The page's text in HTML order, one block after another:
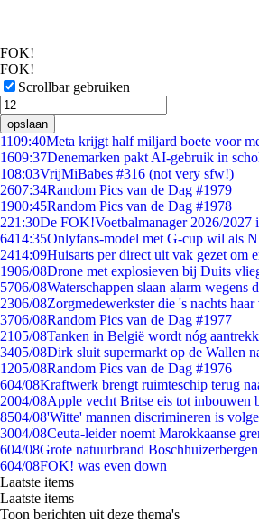
FOK!
FOK!
Scrollbar gebruiken
opslaan
1109:40Meta krijgt half miljard boete voor
1609:37Denemarken pakt AI-gebruik in
108:03VrijMiBabes #316 (not very sfw!)
2607:34Random Pics van de Dag #1979
1900:45Random Pics van de Dag #1978
221:30De FOK!Voetbalmanager 2026/2027
6414:35Onlyfans-model met G-cup wil als
2414:09Huisarts per direct uit vak gezet om
1906/08Drone met explosieven bij Duits
5706/08Waterschappen slaan alarm wegens
2306/08Zorgmedewerkster die 's nachts
3706/08Random Pics van de Dag #1977
2105/08Tanken in België wordt nóg
3405/08Dirk sluit supermarkt op de Wallen
1205/08Random Pics van de Dag #1976
604/08Kraftwerk brengt ruimteschip terug
2004/08Apple vecht Britse eis tot inbouwen
8504/08'Witte' mannen discrimineren is
3004/08Ceuta-leider noemt Marokkaanse
604/08Grote natuurbrand
604/08FOK! was even down
Laatste items
Laatste items
Toon berichten uit deze thema's